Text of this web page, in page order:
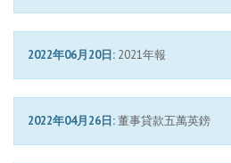
2022年06月20日: 2021年報
2022年04月26日:董事貸款五萬英鎊